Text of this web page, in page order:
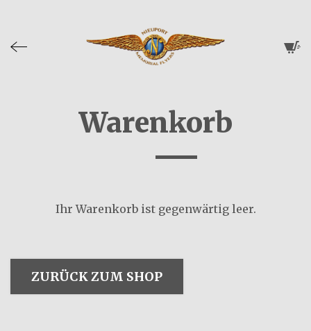
Warenkorb
Ihr Warenkorb ist gegenwärtig leer.
ZURÜCK ZUM SHOP